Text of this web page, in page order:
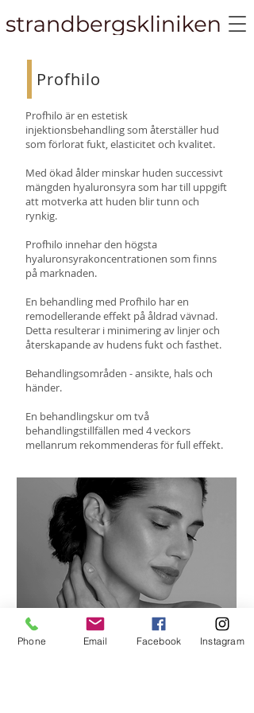
Profhilo
Profhilo är en estetisk
injektionsbehandling som återställer hud
som förlorat fukt, elasticitet och kvalitet.
Med ökad ålder minskar huden successivt
mängden hyaluronsyra som har till uppgift
att motverka att huden blir tunn och
rynkig.
Profhilo innehar den högsta
hyaluronsyrakoncentrationen som finns
på marknaden.
En behandling med Profhilo har en
remodellerande effekt på åldrad vävnad.
Detta resulterar i minimering av linjer och
återskapande av hudens fukt och fasthet.
Behandlingsområden - ansikte, hals och
händer.
En behandlingskur om två
behandlingstillfällen med 4 veckors
mellanrum rekommenderas för full effekt.
Phone Email Facebook Instagram